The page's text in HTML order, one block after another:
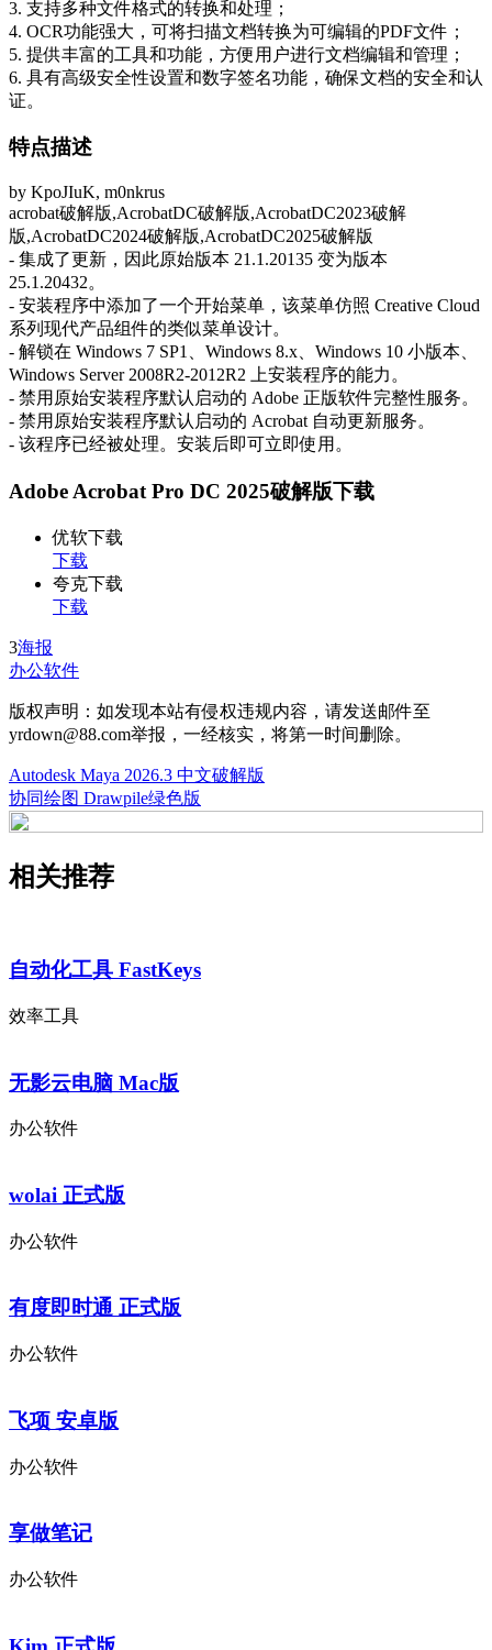
3. 支持多种文件格式的转换和处理；
4. OCR功能强大，可将扫描文档转换为可编辑的PDF文件；
5. 提供丰富的工具和功能，方便用户进行文档编辑和管理；
6. 具有高级安全性设置和数字签名功能，确保文档的安全和认
证。
特点描述
by KpoJIuK, m0nkrus
acrobat破解版,AcrobatDC破解版,AcrobatDC2023破解
版,AcrobatDC2024破解版,AcrobatDC2025破解版
- 集成了更新，因此原始版本 21.1.20135 变为版本
25.1.20432。
- 安装程序中添加了一个开始菜单，该菜单仿照 Creative Cloud
系列现代产品组件的类似菜单设计。
- 解锁在 Windows 7 SP1、Windows 8.x、Windows 10 小版本、
Windows Server 2008R2-2012R2 上安装程序的能力。
- 禁用原始安装程序默认启动的 Adobe 正版软件完整性服务。
- 禁用原始安装程序默认启动的 Acrobat 自动更新服务。
- 该程序已经被处理。安装后即可立即使用。
Adobe Acrobat Pro DC 2025破解版下载
优软下载
下载
夸克下载
下载
3海报
办公软件
版权声明：如发现本站有侵权违规内容，请发送邮件至
yrdown@88.com举报，一经核实，将第一时间删除。
Autodesk Maya 2026.3 中文破解版
协同绘图 Drawpile绿色版
相关推荐
自动化工具 FastKeys
效率工具
无影云电脑 Mac版
办公软件
wolai 正式版
办公软件
有度即时通 正式版
办公软件
飞项 安卓版
办公软件
享做笔记
办公软件